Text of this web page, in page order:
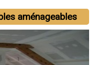
aménageables